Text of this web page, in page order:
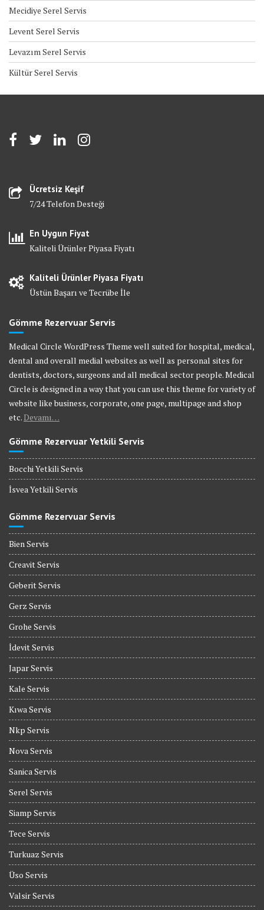
Mecidiye Serel Servis
Levent Serel Servis
Levazım Serel Servis
Kültür Serel Servis
Ücretsiz Keşif
7/24 Telefon Desteği
En Uygun Fiyat
Kaliteli Ürünler Piyasa Fiyatı
Kaliteli Ürünler Piyasa Fiyatı
Üstün Başarı ve Tecrübe İle
Gömme Rezervuar Servis
Medical Circle WordPress Theme well suited for hospital, medical,
dental and overall medial websites as well as personal sites for
dentists, doctors, surgeons and all medical sector people. Medical
Circle is designed in a way that you can use this theme for variety of
website like business, corporate, one page, multipage and shop
etc. Devamı…
Gömme Rezervuar Yetkili Servis
Bocchi Yetkili Servis
İsvea Yetkili Servis
Gömme Rezervuar Servis
Bien Servis
Creavit Servis
Geberit Servis
Gerz Servis
Grohe Servis
İdevit Servis
Japar Servis
Kale Servis
Kıwa Servis
Nkp Servis
Nova Servis
Sanica Servis
Serel Servis
Siamp Servis
Tece Servis
Turkuaz Servis
Üso Servis
Valsir Servis